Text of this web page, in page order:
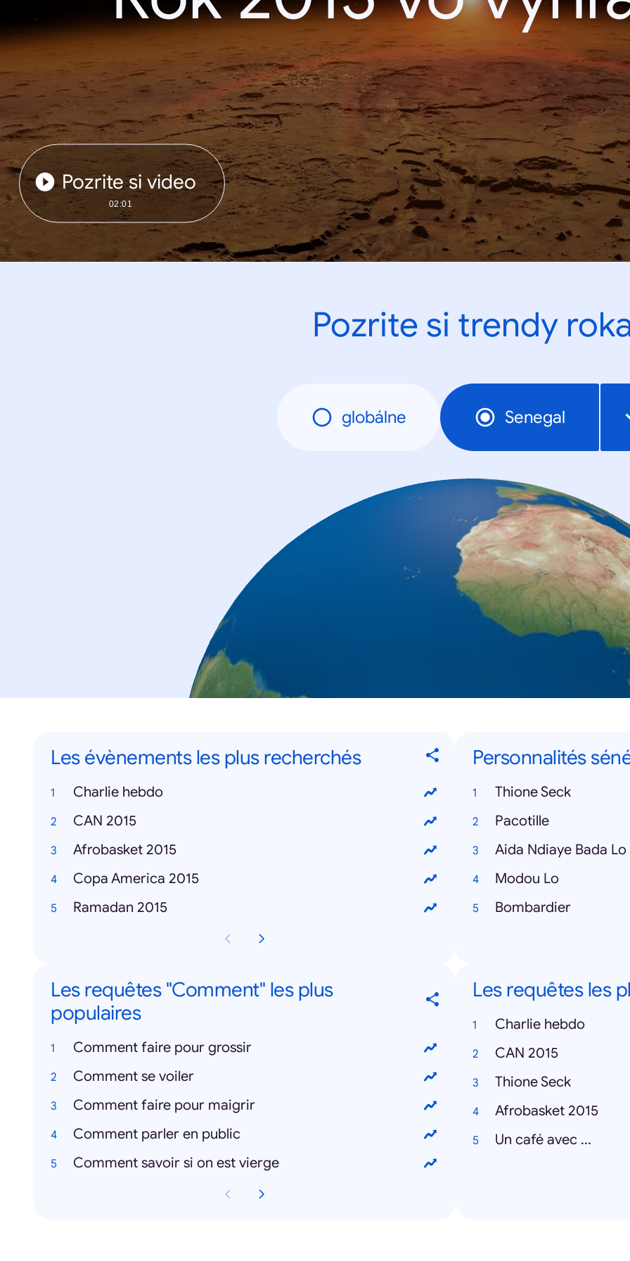
Pozrite si video
02:01
Pozrite si trendy
globálne Senegal
Les évènements les plus recherchés
Charlie hebdo
CAN 2015
Afrobasket 2015
Copa America 2015
Ramadan 2015
Personnalités
Thione Seck
Pacotille
Aida Ndiaye Bada Lo
Modou Lo
Bombardier
Les requêtes "Comment" les plus
populaires
Comment faire pour grossir
Comment se voiler
Comment faire pour maigrir
Comment parler en public
Comment savoir si on est vierge
Les requêtes les
Charlie hebdo
CAN 2015
Thione Seck
Afrobasket 2015
Un café avec ...